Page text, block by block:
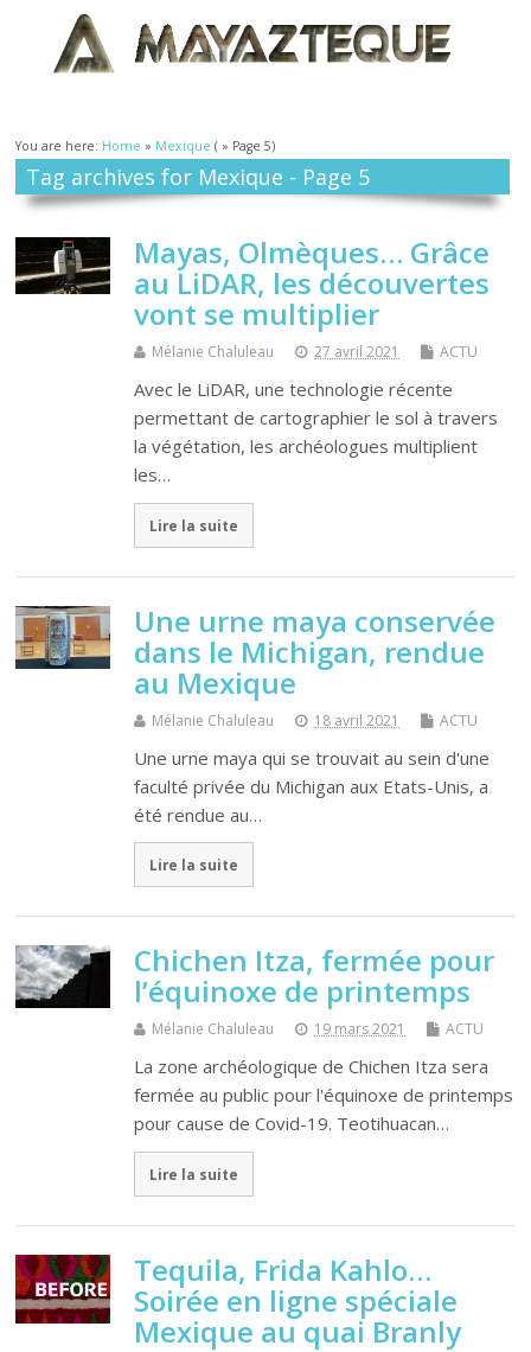
You are here: Home » Mexique ( » Page 5)
Tag archives for Mexique - Page 5
Mayas, Olmèques… Grâce
au LiDAR, les découvertes
vont se multiplier
Mélanie Chaluleau 27 avril 2021 ACTU
Avec le LiDAR, une technologie récente
permettant de cartographier le sol à travers
la végétation, les archéologues multiplient
les…
Lire la suite
Une urne maya conservée
dans le Michigan, rendue
au Mexique
Mélanie Chaluleau 18 avril 2021 ACTU
Une urne maya qui se trouvait au sein d'une
faculté privée du Michigan aux Etats-Unis, a
été rendue au…
Lire la suite
Chichen Itza, fermée pour
l’équinoxe de printemps
Mélanie Chaluleau 19 mars 2021 ACTU
La zone archéologique de Chichen Itza sera
fermée au public pour l'équinoxe de printemps
pour cause de Covid-19. Teotihuacan…
Lire la suite
Tequila, Frida Kahlo…
Soirée en ligne spéciale
Mexique au quai Branly